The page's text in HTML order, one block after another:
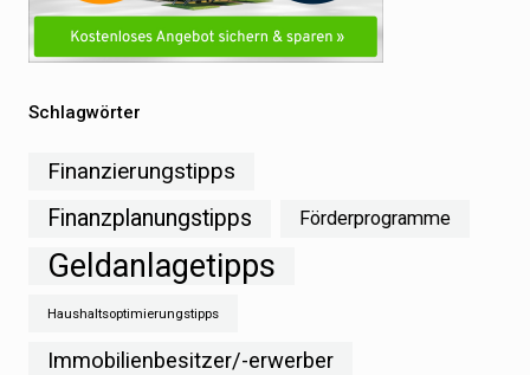
Schlagwörter
Finanzierungstipps
Finanzplanungstipps
Förderprogramme
Geldanlagetipps
Haushaltsoptimierungstipps
Immobilienbesitzer/-erwerber